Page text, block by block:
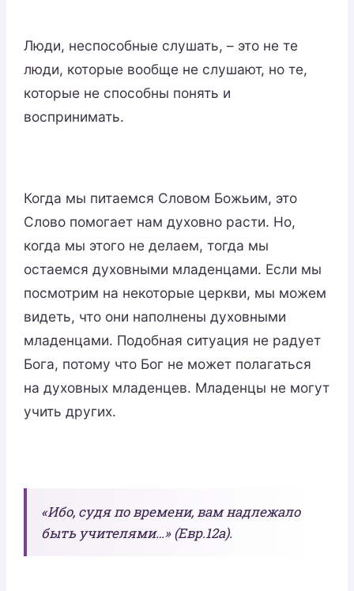
Люди, неспособные слушать, – это не те
люди, которые вообще не слушают, но те,
которые не способны понять и
воспринимать.
Когда мы питаемся Словом Божьим, это
Слово помогает нам духовно расти. Но,
когда мы этого не делаем, тогда мы
остаемся духовными младенцами. Если мы
посмотрим на некоторые церкви, мы можем
видеть, что они наполнены духовными
младенцами. Подобная ситуация не радует
Бога, потому что Бог не может полагаться
на духовных младенцев. Младенцы не могут
учить других.
«Ибо, судя по времени, вам надлежало
быть учителями…» (Евр.12а).